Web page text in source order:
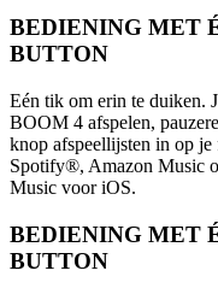
BEDIENING MET
BUTTON
Eén tik om erin te duiken.
BOOM 4 afspelen,
knop afspeellijsten in op
Spotify®, Amazon Music
Music voor iOS.
BEDIENING MET
BUTTON